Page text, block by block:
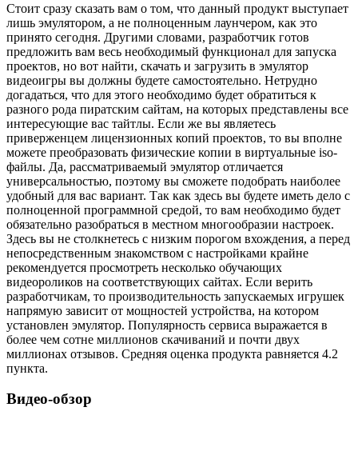
Стоит сразу сказать вам о том, что данный продукт выступает
лишь эмулятором, а не полноценным лаунчером, как это
принято сегодня. Другими словами, разработчик готов
предложить вам весь необходимый функционал для запуска
проектов, но вот найти, скачать и загрузить в эмулятор
видеоигры вы должны будете самостоятельно. Нетрудно
догадаться, что для этого необходимо будет обратиться к
разного рода пиратским сайтам, на которых представлены все
интересующие вас тайтлы. Если же вы являетесь
приверженцем лицензионных копий проектов, то вы вполне
можете преобразовать физические копии в виртуальные iso-
файлы. Да, рассматриваемый эмулятор отличается
универсальностью, поэтому вы сможете подобрать наиболее
удобный для вас вариант. Так как здесь вы будете иметь дело с
полноценной программной средой, то вам необходимо будет
обязательно разобраться в местном многообразии настроек.
Здесь вы не столкнетесь с низким порогом вхождения, а перед
непосредственным знакомством с настройками крайне
рекомендуется просмотреть несколько обучающих
видеороликов на соответствующих сайтах. Если верить
разработчикам, то производительность запускаемых игрушек
напрямую зависит от мощностей устройства, на котором
установлен эмулятор. Популярность сервиса выражается в
более чем сотне миллионов скачиваний и почти двух
миллионах отзывов. Средняя оценка продукта равняется 4.2
пункта.
Видео-обзор